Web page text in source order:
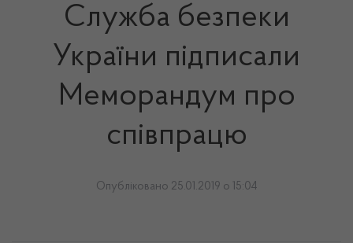
Служба безпеки
України підписали
Меморандум про
співпрацю
Опубліковано 25.01.2019 о 15:04